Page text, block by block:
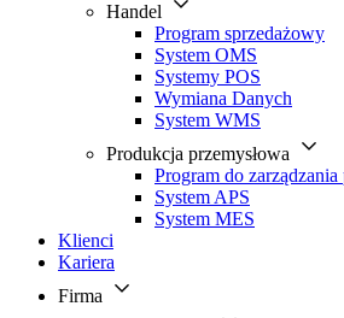
Handel
Program sprzedażowy
System OMS
Systemy POS
Wymiana Danych
System WMS
Produkcja przemysłowa
Program do
System APS
System MES
Klienci
Kariera
Firma